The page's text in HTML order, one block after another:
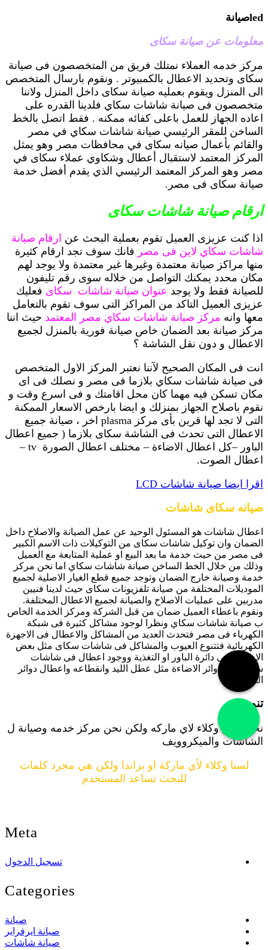
ledصيانة
معلومات عن صيانة سكاى
مركز خدمه العملاء نمتلك فريق من المتخصصون فى صيانة
سكاى وتحديد الاعطال بالكمبيوتر . ونقوم بارسال المتخصص
الى المنزل ويقوم بعمليه صيانة سكاى داخل المنزل ولاننا
متخصصون فى صيانة شاشات سكاي فلدينا القدره على
اعاده الجهاز للعمل باعلى كفائه ممكنه . فقط اتصل بالخط
الساخن للمقر الرئيسي صيانة شاشات سكاي في مصر
والقائم بأعمال صيانه سكاى في محافظات مصر وهو يمثل
المركز المعتمد لاستقبال أعطال وشكاوي عملاء سكاى في
مصر وهو المركز المعتمد الرئيسي الذي يقدم أفضل خدمة
صيانة سكاى فى مصر.
ارقام صيانة شاشات سكاى
اذا كنت عزيزى العميل تقوم بعملية البحث عن ارقام صيانة
شاشات سكاي لاين فى مصر فانك سوف تجد ارقام كثيرة
منها مراكز صيانة معتمدة وغيرها غير معتمدة ولا يوجد لهم
مكان محدد يمكنك التواصل من خلاله سوى رقم تليفون
للصيانة فقط ولا يوجد عنوان صيانة شاشات سكاى فعليك
عزيزى العميل التاكد من المراكز التى سوف تقوم بالتعامل
معها وانه مركز صيانة شاشات سكاي مصر المعتمد حيث اننا
مركز صيانة بعد الضمان خاص صيانة فورية بالمنزل لجميع
الاعطال و دون نقل الشاشة ؟
انت فى المكان الصحيح لآننا نعتبر المركز الاول المتخصص
فى صيانة شاشات سكاي بلازما فى مصر و نصلك فى اى
مكان تسكن فيه مهما كان محل اقامتك و فى اسرع وقت و
نقوم باصلاح الجهاز بمنزلك و ايضا بارخص الاسعار الممكنة
التى لا تجد لها قرين بأى مركز plasma اخر ، صيانة جميع
الاعطال التى تحدث فى الشاشة سكاى بلازما ( جميع اعطال
الباور –كل اعطال الاضاءة – مختلف اعطال الصورة tv –
اعطال الصوت.
اقرا ايضا صيانة شاشات LCD
صيانه سكاى شاشات
اعطال شاشات هو المسئول الوحيد عن عمل الصيانة والاصلاح داخل
الضمان وان توكيل شاشات سكاى من التوكيلات ذات الاسم الكبير
فى مصر من حيث خدمة ما بعد البيع او عملية المتابعة مع العميل
وذلك من خلال الخط الساخن صيانة شاشات سكاي اما نحن مركز
خدمة وصيانة خارج الضمان وتوجد جميع قطع الغيار الاصلية لجميع
الموديلات المختلفة من صيانة تلفزيونات سكاى حيث لدينا فنيين
مدربين على عمليات الاصلاح والصيانة لجميع الاعطال المختلفة.
ونقوم باعطاء العميل ضمان من قبل الشركة ومركز الخدمة الخاص
ب صيانة شاشات سكاي ونظرا لوجود مشاكل كثيرة فى شبكة
الكهرباء فى مصر فتحدث العديد من المشاكل والاعطال فى الاجهزة
الكهربائية فتتنوع العيوب والمشاكل فى شاشات سكاى مثل بعض
الاعطال فى دائرة الباور او التغذية ووجود اعطال فى شاشات
سكاى فى دوائر الاضاءة مثل عطل الليد وانقطاعه واعطال دوائر
الصورة.
تنويه
نحن ليس وكلاء لاي ماركه ولكن نحن مركز خدمه وصيانة ل
الشاشات والميكروويف
لسنا وكلاء لأي ماركة او براندا ولكن هي مجرد كلمات
للبحث تساعد المستخدم
Meta
تسجيل الدخول
Categories
صيانة
صيانة ايرفراير
صيانة شاشات